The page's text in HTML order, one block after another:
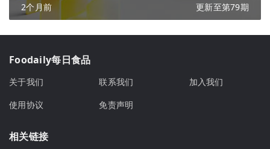
2个月前 更新至第79期
Foodaily每日食品
关于我们 联系我们
加入我们
使用协议
免责声明
相关链接